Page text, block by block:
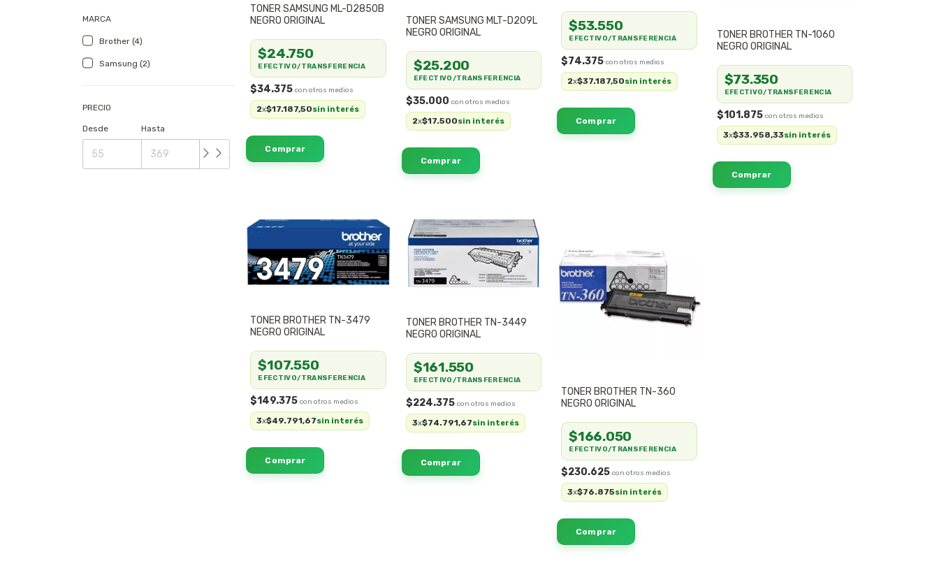
MARCA
Brother (4)
Samsung (2)
PRECIO
Desde Hasta
TONER SAMSUNG ML-D2850B
NEGRO ORIGINAL
$34.375
2x$17.187,50sin interés
$24.750
EFECTIVO/TRANSFERENCIA
TONER SAMSUNG MLT-D209L
NEGRO ORIGINAL
$35.000
2x$17.500sin interés
$25.200
EFECTIVO/TRANSFERENCIA
$74.375
2x$37.187,50sin interés
$53.550
EFECTIVO/TRANSFERENCIA
TONER BROTHER TN-1060
NEGRO ORIGINAL
$101.875
3x$33.958,33sin interés
$73.350
EFECTIVO/TRANSFERENCIA
TONER BROTHER TN-3479
NEGRO ORIGINAL
$149.375
3x$49.791,67sin interés
$107.550
EFECTIVO/TRANSFERENCIA
TONER BROTHER TN-3449
NEGRO ORIGINAL
$224.375
3x$74.791,67sin interés
$161.550
EFECTIVO/TRANSFERENCIA
TONER BROTHER TN-360
NEGRO ORIGINAL
$230.625
3x$76.875sin interés
$166.050
EFECTIVO/TRANSFERENCIA